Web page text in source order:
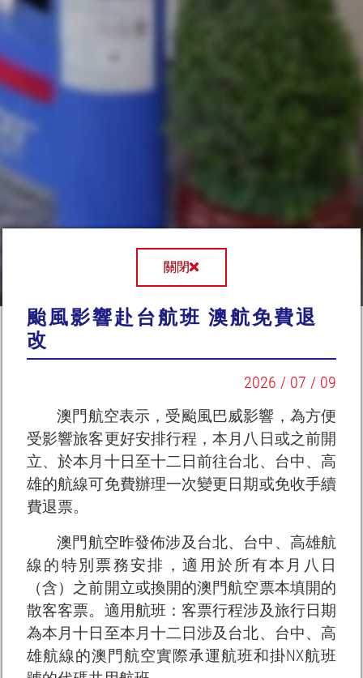
關閉
颱風影響赴台航班 澳航免費退
改
2026 / 07 / 09
澳門航空表示，受颱風巴威影響，為方便
受影響旅客更好安排行程，本月八日或之前開
立、於本月十日至十二日前往台北、台中、高
雄的航線可免費辦理一次變更日期或免收手續
費退票。
澳門航空昨發佈涉及台北、台中、高雄航
線的特別票務安排，適用於所有本月八日
（含）之前開立或換開的澳門航空票本填開的
散客客票。適用航班：客票行程涉及旅行日期
為本月十日至本月十二日涉及台北、台中、高
雄航線的澳門航空實際承運航班和掛NX航班